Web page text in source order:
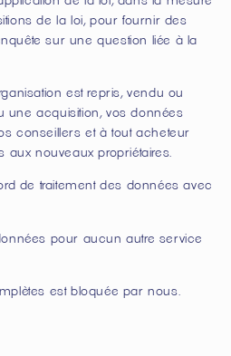
de la loi, pour fournir des
sur une question liée à la
est repris, vendu ou
une acquisition, vos données
conseillers et à tout acheteur
aux nouveaux propriétaires.
de traitement des données avec
pour aucun autre service
est bloquée par nous.